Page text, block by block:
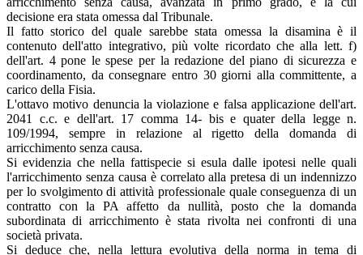
decisione era stata omessa dal Tribunale.
Il fatto storico del quale sarebbe stata omessa la disamina è il
contenuto dell'atto integrativo, più volte ricordato che alla lett. f)
dell'art. 4 pone le spese per la redazione del piano di sicurezza e
coordinamento, da consegnare entro 30 giorni alla committente, a
carico della Fisia.
L'ottavo motivo denuncia la violazione e falsa applicazione dell'art.
2041 c.c. e dell'art. 17 comma 14- bis e quater della legge n.
109/1994, sempre in relazione al rigetto della domanda di
arricchimento senza causa.
Si evidenzia che nella fattispecie si esula dalle ipotesi nelle quali
l'arricchimento senza causa è correlato alla pretesa di un indennizzo
per lo svolgimento di attività professionale quale conseguenza di un
contratto con la PA affetto da nullità, posto che la domanda
subordinata di arricchimento è stata rivolta nei confronti di una
società privata.
Si deduce che, nella lettura evolutiva della norma in tema di